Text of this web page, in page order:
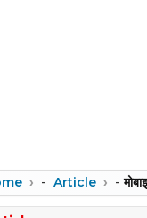
- Article -